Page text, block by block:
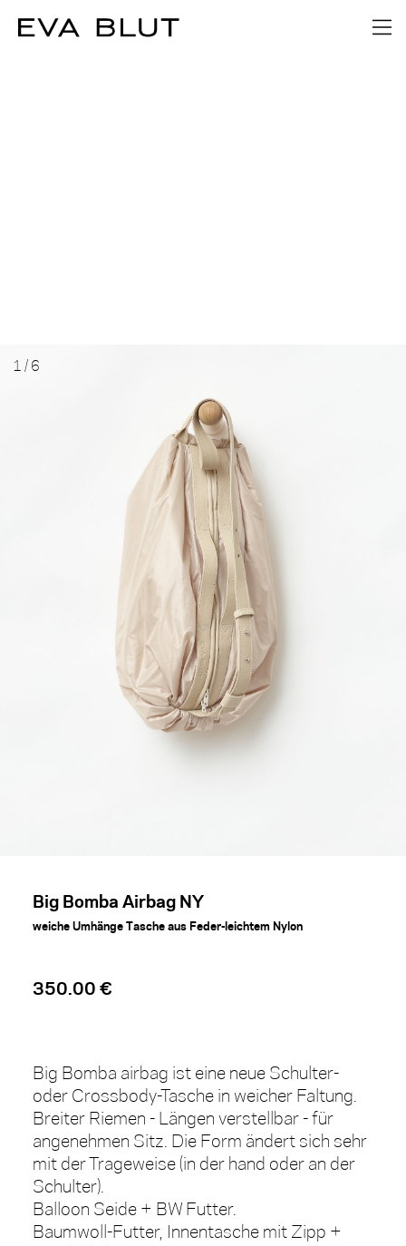
1 / 6
Big Bomba Airbag NY
weiche Umhänge Tasche aus Feder-leichtem Nylon
350.00 €
Big Bomba airbag ist eine neue Schulter-
oder Crossbody-Tasche in weicher Faltung.
Breiter Riemen - Längen verstellbar - für
angenehmen Sitz. Die Form ändert sich sehr
mit der Trageweise (in der hand oder an der
Schulter).
Balloon Seide + BW Futter.
Baumwoll-Futter, Innentasche mit Zipp +